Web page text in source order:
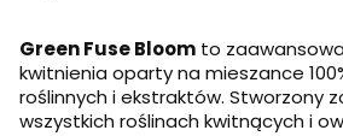
Green Fuse Bloom to
kwitnienia oparty na mieszance
roślinnych i ekstraktów. Stworzony
wszystkich roślinach kwitnących i